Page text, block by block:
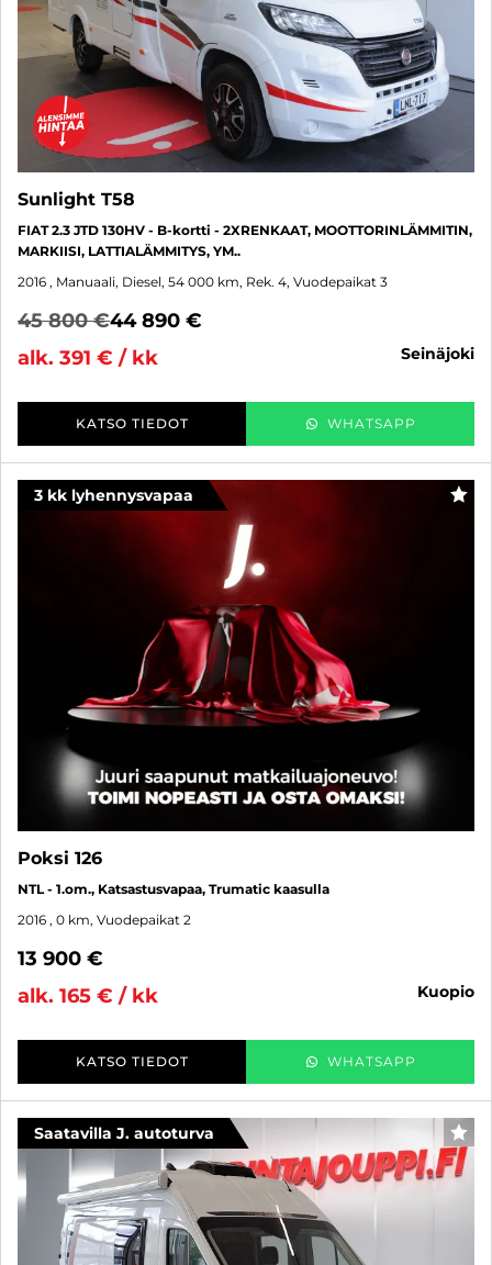
Sunlight T58
FIAT 2.3 JTD 130HV - B-kortti - 2XRENKAAT, MOOTTORINLÄMMITIN,
MARKIISI, LATTIALÄMMITYS, YM..
2016 , Manuaali, Diesel, 54 000 km, Rek. 4, Vuodepaikat 3
45 800 €44 890 €
alk. 391 € / kk
seinäjoki
KATSO TIEDOT WHATSAPP
3 kk lyhennysvapaa
Poksi 126
NTL - 1.om., Katsastusvapaa, Trumatic kaasulla
2016 , 0 km, Vuodepaikat 2
13 900 €
alk. 165 € / kk
kuopio
KATSO TIEDOT WHATSAPP
Saatavilla J. autoturva